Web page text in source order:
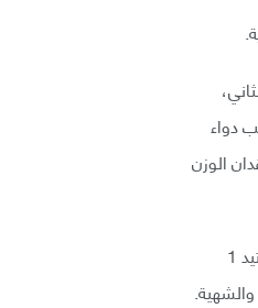
دواء
الوزن
يُصنَّف الدواء تيرزيباتيد من ضمن مجموعة أدوية رائجة لفقدان الوزن، تعمل هذه الأدوية عبر محاكاة الهرمونين الببتيد 1